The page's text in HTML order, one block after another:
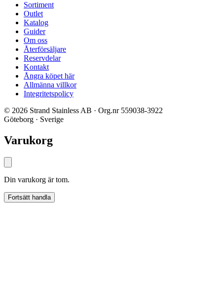
Sortiment
Outlet
Katalog
Guider
Om oss
Återförsäljare
Reservdelar
Kontakt
Ångra köpet här
Allmänna villkor
Integritetspolicy
© 2026 Strand Stainless AB · Org.nr 559038-3922
Göteborg · Sverige
Varukorg
Din varukorg är tom.
Fortsätt handla